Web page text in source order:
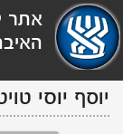
תפריט
נגישות
אתר
יוסף יוסי